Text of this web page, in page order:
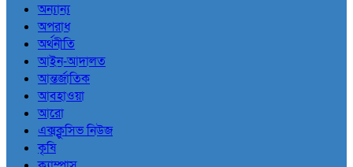
অন্যান্য
অপরাধ
অর্থনীতি
আইন-আদালত
আন্তর্জাতিক
আবহাওয়া
আরো
এক্সক্লুসিভ নিউজ
কৃষি